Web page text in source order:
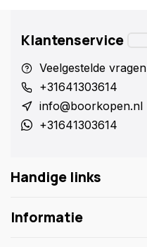
Klantenservice
Veelgestelde vragen
+31641303614
info@boorkopen.nl
+31641303614
Handige links
Informatie